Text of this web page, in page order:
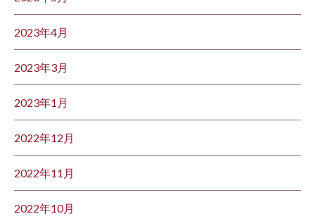
2023年4月
2023年3月
2023年1月
2022年12月
2022年11月
2022年10月